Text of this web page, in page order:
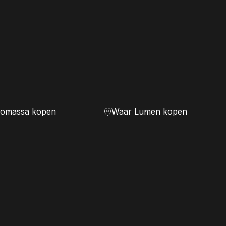
kopen Waar Lumen kopen